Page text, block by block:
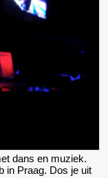
dans en muziek.
in Praag. Dos je uit